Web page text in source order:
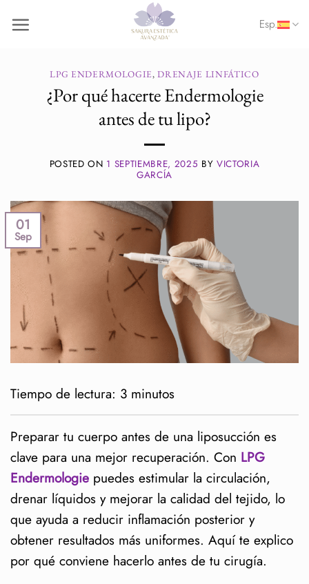
Esp.
LPG ENDERMOLOGIE,DRENAJE LINFÁTICO
¿Por qué hacerte Endermologie
antes de tu lipo?
POSTED ON 1 SEPTIEMBRE, 2025 BYVICTORIA
GARCÍA
01
Sep
Tiempo de lectura: 3 minutos
Preparar tu cuerpo antes de una liposucción es
clave para una mejor recuperación. Con LPG
Endermologie puedes estimular la circulación,
drenar líquidos y mejorar la calidad del tejido, lo
que ayuda a reducir inflamación posterior y
obtener resultados más uniformes. Aquí te explico
por qué conviene hacerlo antes de tu cirugía.